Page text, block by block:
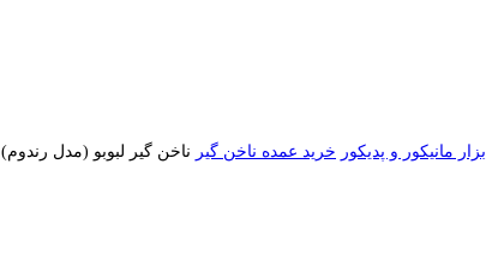
ابزار مانیکور و پدیکور خرید عمده ناخن گیر ناخن گیر لبوبو (مدل رندوم)